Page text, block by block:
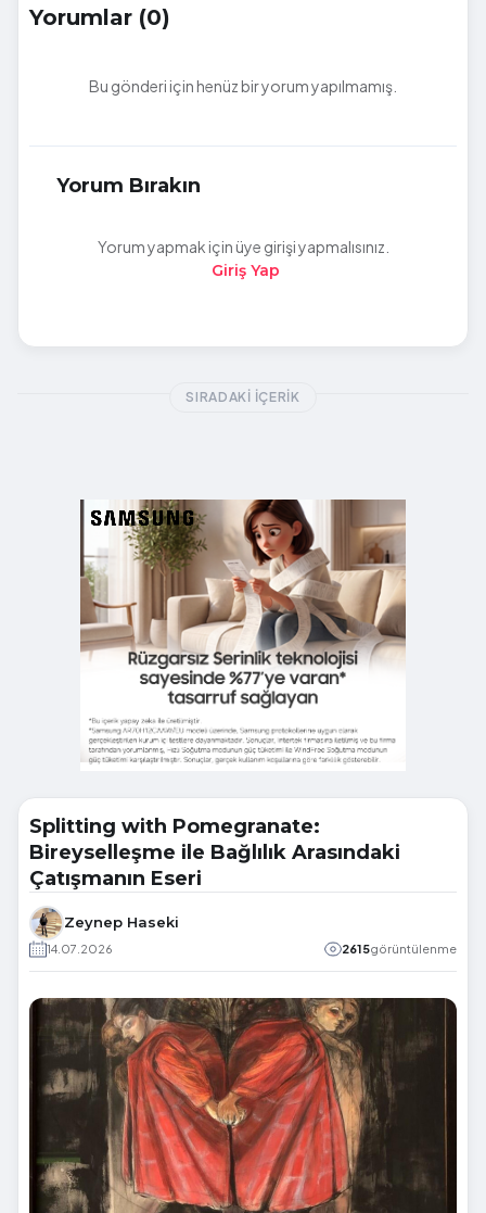
Yorumlar (0)
Bu gönderi için henüz bir yorum yapılmamış.
Yorum Bırakın
Yorum yapmak için üye girişi yapmalısınız.
Giriş Yap
SIRADAKI İÇERIK
Splitting with Pomegranate:
Bireyselleşme ile Bağlılık Arasındaki
Çatışmanın Eseri
Zeynep Haseki
14.07.2026 2615görüntülenme